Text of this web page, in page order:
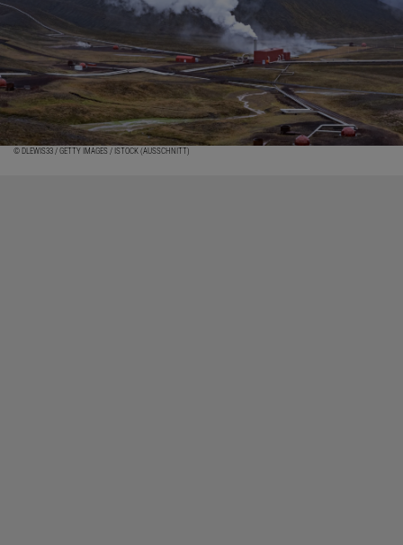
© DLEWIS33 / GETTY IMAGES / ISTOCK (AUSSCHNITT)